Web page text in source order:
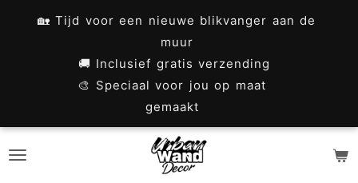
🏡 Tijd voor een nieuwe blikvanger aan de
muur
🚚 Inclusief gratis verzending
🎨 Speciaal voor jou op maat
gemaakt